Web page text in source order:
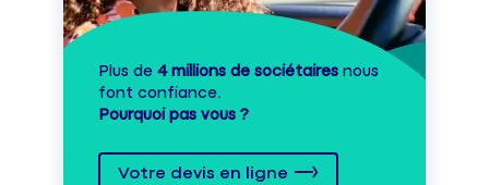
Plus de 4 millions de sociétaires nous
font confiance.
Pourquoi pas vous ?
Votre devis en ligne